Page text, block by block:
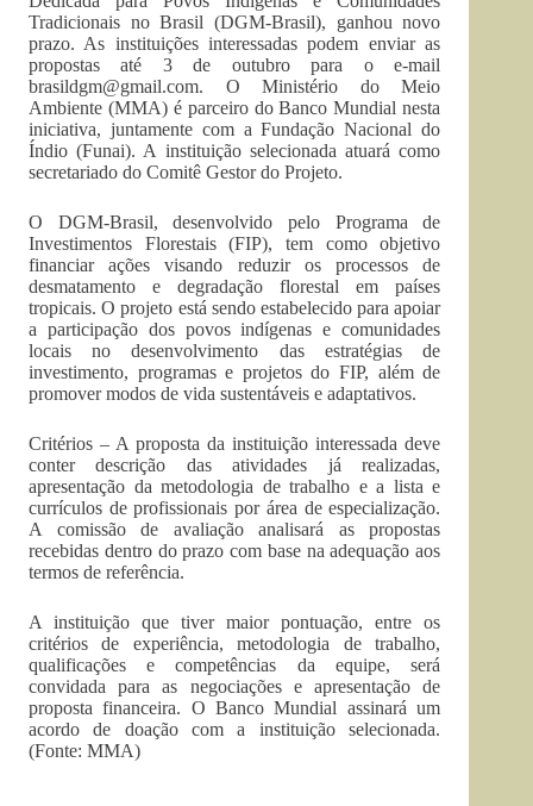
Tradicionais no Brasil (DGM-Brasil), ganhou novo
prazo. As instituições interessadas podem enviar as
propostas até 3 de outubro para o e-mail
brasildgm@gmail.com. O Ministério do Meio
Ambiente (MMA) é parceiro do Banco Mundial nesta
iniciativa, juntamente com a Fundação Nacional do
Índio (Funai). A instituição selecionada atuará como
secretariado do Comitê Gestor do Projeto.
O DGM-Brasil, desenvolvido pelo Programa de
Investimentos Florestais (FIP), tem como objetivo
financiar ações visando reduzir os processos de
desmatamento e degradação florestal em países
tropicais. O projeto está sendo estabelecido para apoiar
a participação dos povos indígenas e comunidades
locais no desenvolvimento das estratégias de
investimento, programas e projetos do FIP, além de
promover modos de vida sustentáveis e adaptativos.
Critérios – A proposta da instituição interessada deve
conter descrição das atividades já realizadas,
apresentação da metodologia de trabalho e a lista e
currículos de profissionais por área de especialização.
A comissão de avaliação analisará as propostas
recebidas dentro do prazo com base na adequação aos
termos de referência.
A instituição que tiver maior pontuação, entre os
critérios de experiência, metodologia de trabalho,
qualificações e competências da equipe, será
convidada para as negociações e apresentação de
proposta financeira. O Banco Mundial assinará um
acordo de doação com a instituição selecionada.
(Fonte: MMA)